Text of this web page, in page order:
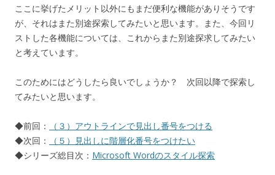
ここに挙げたメリット以外にもまだ便利な機能がありそうです
が、それはまた別途探索してみたいと思います。また、今回リ
ストした各機能については、これからまた別途探求してみたい
と考えています。
このためにはどうしたら良いでしょうか？ 次回以降で探索し
てみたいと思います。
◆前回：
（３）アウトラインで見出し番号をつける
◆次回：
（５）見出しに階層化番号をつけたい
◆シリーズ総目次： Microsoft Wordのスタイル探索